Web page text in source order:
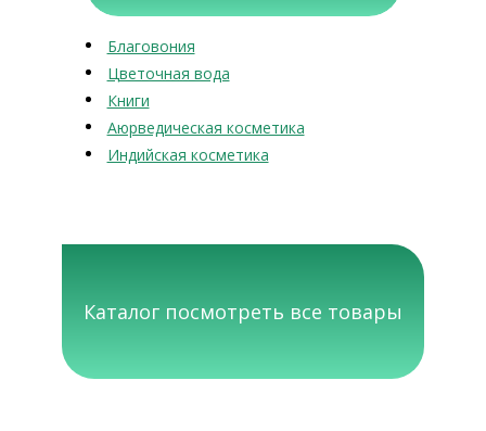
Благовония
Цветочная вода
Книги
Аюрведическая косметика
Индийская косметика
Каталог посмотреть все товары